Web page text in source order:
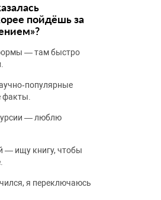
пойдёшь за
— там быстро
— люблю
— ищу книгу, чтобы
я переключаюсь